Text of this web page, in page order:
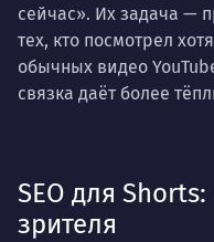
сейчас». Их задача —
тех, кто посмотрел
обычных видео
связка даёт более
SEO для
зрителя